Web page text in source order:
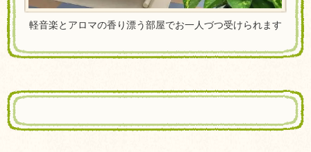
軽音楽とアロマの香り漂う部屋でお一人づつ受けられます